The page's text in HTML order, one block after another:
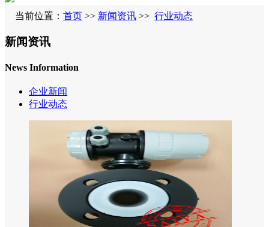
当前位置： 首页 >> 新闻资讯 >> 行业动态
新闻资讯
News Information
企业新闻
行业动态